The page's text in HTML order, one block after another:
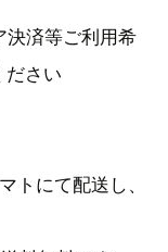
決済等ご利用希
ださい
にて配送し、